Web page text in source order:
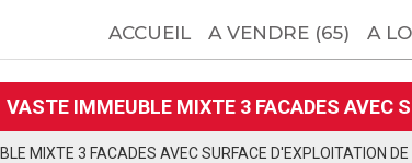
ACCUEIL A VENDRE (65) A
VASTE IMMEUBLE MIXTE 3 FACADES AVEC
MIXTE 3 FACADES AVEC SURFACE D'EXPLOITATION